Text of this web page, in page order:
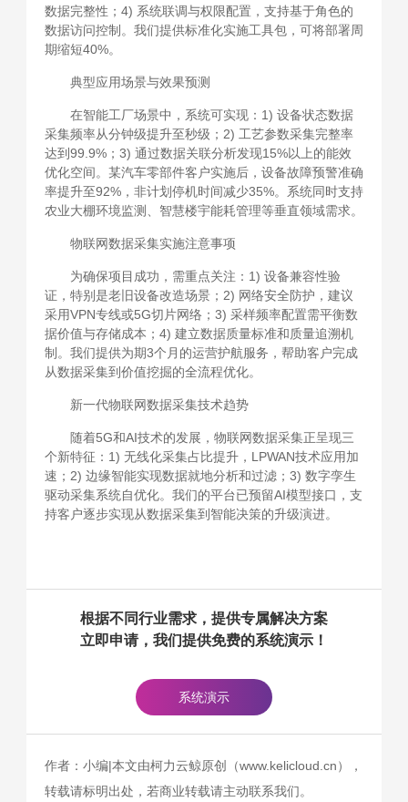
数据完整性；4) 系统联调与权限配置，支持基于角色的
数据访问控制。我们提供标准化实施工具包，可将部署周
期缩短40%。
典型应用场景与效果预测
在智能工厂场景中，系统可实现：1) 设备状态数据
采集频率从分钟级提升至秒级；2) 工艺参数采集完整率
达到99.9%；3) 通过数据关联分析发现15%以上的能效
优化空间。某汽车零部件客户实施后，设备故障预警准确
率提升至92%，非计划停机时间减少35%。系统同时支持
农业大棚环境监测、智慧楼宇能耗管理等垂直领域需求。
物联网数据采集实施注意事项
为确保项目成功，需重点关注：1) 设备兼容性验
证，特别是老旧设备改造场景；2) 网络安全防护，建议
采用VPN专线或5G切片网络；3) 采样频率配置需平衡数
据价值与存储成本；4) 建立数据质量标准和质量追溯机
制。我们提供为期3个月的运营护航服务，帮助客户完成
从数据采集到价值挖掘的全流程优化。
新一代物联网数据采集技术趋势
随着5G和AI技术的发展，物联网数据采集正呈现三
个新特征：1) 无线化采集占比提升，LPWAN技术应用加
速；2) 边缘智能实现数据就地分析和过滤；3) 数字孪生
驱动采集系统自优化。我们的平台已预留AI模型接口，支
持客户逐步实现从数据采集到智能决策的升级演进。
根据不同行业需求，提供专属解决方案
立即申请，我们提供免费的系统演示！
系统演示
作者：小编|本文由柯力云鲸原创（www.kelicloud.cn），
转载请标明出处，若商业转载请主动联系我们。